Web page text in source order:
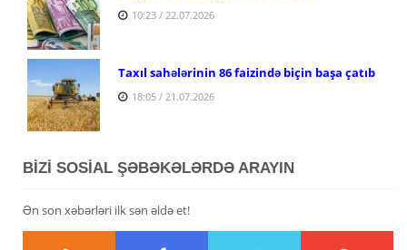
10:23 / 22.07.2026
Taxıl sahələrinin 86 faizində biçin başa çatıb
18:05 / 21.07.2026
BİZİ SOSİAL ŞƏBƏKƏLƏRDƏ ARAYIN
Ən son xəbərləri ilk sən əldə et!